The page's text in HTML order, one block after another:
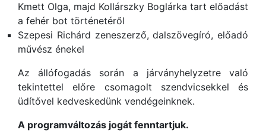
Kmett Olga, majd Kollárszky Boglárka tart előadást
a fehér bot történetéről
Szepesi Richárd zeneszerző, dalszövegíró, előadó
művész énekel
Az állófogadás során a járványhelyzetre való
tekintettel előre csomagolt szendvicsekkel és
üdítővel kedveskedünk vendégeinknek.
A programváltozás jogát fenntartjuk.